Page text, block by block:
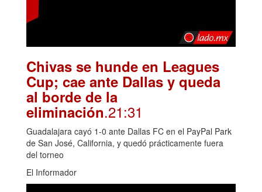
Chivas se hunde en Leagues
Cup; cae ante Dallas y queda
al borde de la
eliminación.21:31
Guadalajara cayó 1-0 ante Dallas FC en el PayPal Park
de San José, California, y quedó prácticamente fuera
del torneo
El Informador